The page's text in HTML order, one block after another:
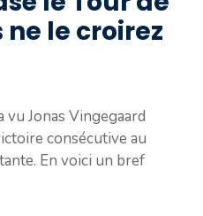
le croirez
vu Jonas Vingegaard
consécutive au
En voici un bref